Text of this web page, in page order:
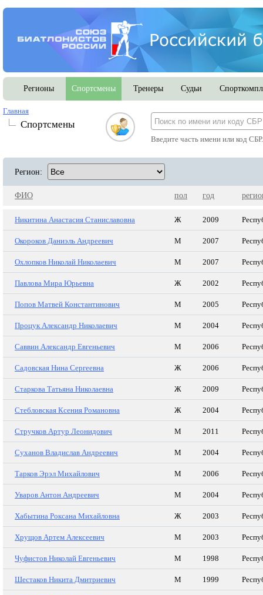
Регионы Спортсмены Тренеры Судьи
Главная
Спортсмены
Введите часть имени или код
Регион:
ФИО пол год
Никитина Анастасия Станиславовна Ж 2009
Окороков Даниэль Андреевич М 2007
Охлопков Николай Николаевич М 2007
Павлова Мира Юрьевна Ж 2002
Попов Матвей Константинович М 2005
Процук Александр Николаевич М 2004
Саввин Александр Евгеньевич М 2006
Садовская Нина Сергеевна Ж 2006
Старкова Татьяна Николаевна Ж 2009
Стебловская Ксения Романовна Ж 2004
Стручков Артур Леонидович М 2011
Суханов Владислав Андреевич М 2004
Тарков Эрэл Михайлович М 2006
Уваров Антон Андреевич М 2004
Хабытина Роксана Михайловна Ж 2003
Хрущов Артем Алексеевич М 2003
Чуфистов Николай Евгеньевич М 1998
Шестаков Никита Дмитриевич М 1999